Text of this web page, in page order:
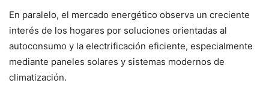
En paralelo, el mercado energético observa un creciente
interés de los hogares por soluciones orientadas al
autoconsumo y la electrificación eficiente, especialmente
mediante paneles solares y sistemas modernos de
climatización.